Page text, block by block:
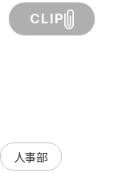
CLIP
人事部